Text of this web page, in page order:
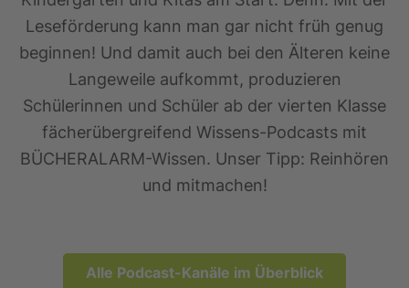
Leseförderung kann man gar nicht früh genug
beginnen! Und damit auch bei den Älteren keine
Langeweile aufkommt, produzieren
Schülerinnen und Schüler ab der vierten Klasse
fächerübergreifend Wissens-Podcasts mit
BÜCHERALARM-Wissen. Unser Tipp: Reinhören
und mitmachen!
Alle Podcast-Kanäle im Überblick